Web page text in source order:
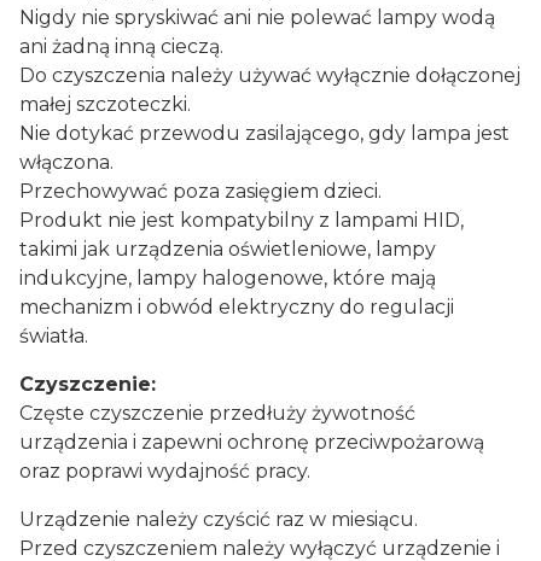
Nigdy nie spryskiwać ani nie polewać lampy wodą
ani żadną inną cieczą.
Do czyszczenia należy używać wyłącznie dołączonej
małej szczoteczki.
Nie dotykać przewodu zasilającego, gdy lampa jest
włączona.
Przechowywać poza zasięgiem dzieci.
Produkt nie jest kompatybilny z lampami HID,
takimi jak urządzenia oświetleniowe, lampy
indukcyjne, lampy halogenowe, które mają
mechanizm i obwód elektryczny do regulacji
światła.
Czyszczenie:
Częste czyszczenie przedłuży żywotność
urządzenia i zapewni ochronę przeciwpożarową
oraz poprawi wydajność pracy.
Urządzenie należy czyścić raz w miesiącu.
Przed czyszczeniem należy wyłączyć urządzenie i